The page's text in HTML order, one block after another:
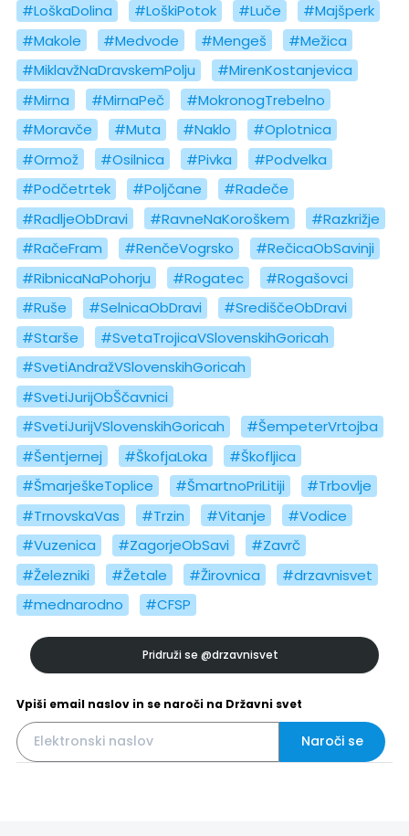
#LoškaDolina
#LoškiPotok #Luče
#Majšperk
#Makole
#Medvode #Mengeš
#Mežica
#MiklavžNaDravskemPolju
#MirenKostanjevica
#Mirna
#MirnaPeč
#MokronogTrebelno
#Moravče
#Muta #Naklo
#Oplotnica
#Ormož
#Osilnica #Pivka
#Podvelka
#Podčetrtek
#Poljčane
#Radeče
#RadljeObDravi
#RavneNaKoroškem
#Razkrižje
#RačeFram
#RenčeVogrsko
#RečicaObSavinji
#RibnicaNaPohorju
#Rogatec
#Rogašovci
#Ruše
#SelnicaObDravi
#SrediščeObDravi
#Starše
#SvetaTrojicaVSlovenskihGoricah
#SvetiAndražVSlovenskihGoricah
#SvetiJurijObŠčavnici
#SvetiJurijVSlovenskihGoricah
#ŠempeterVrtojba
#Šentjernej
#ŠkofjaLoka
#Škofljica
#ŠmarješkeToplice
#ŠmartnoPriLitiji
#Trbovlje
#TrnovskaVas
#Trzin #Vitanje
#Vodice
#Vuzenica
#ZagorjeObSavi
#Zavrč
#Železniki
#Žetale #Žirovnica
#drzavnisvet
#mednarodno
#CFSP
Pridruži se @drzavnisvet
Vpiši email naslov in se naroči na Državni svet
Naroči se